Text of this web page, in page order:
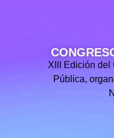
XIII Edición del
Pública,